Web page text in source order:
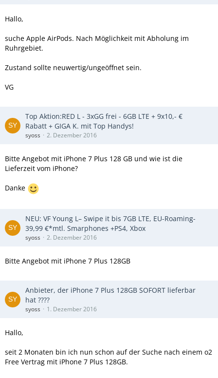
Hallo,
suche Apple AirPods. Nach Möglichkeit mit Abholung im
Ruhrgebiet.
Zustand sollte neuwertig/ungeöffnet sein.
VG
Top Aktion:RED L - 3xGG frei - 6GB LTE + 9x10,- €
Rabatt + GIGA K. mit Top Handys!
syoss 2. Dezember 2016
Bitte Angebot mit iPhone 7 Plus 128 GB und wie ist die
Lieferzeit vom iPhone?
Danke
NEU: VF Young L– Swipe it bis 7GB LTE, EU-Roaming-
39,99 €*mtl. Smarphones +PS4, Xbox
syoss 2. Dezember 2016
Bitte Angebot mit iPhone 7 Plus 128GB
Anbieter, der iPhone 7 Plus 128GB SOFORT lieferbar
hat ????
syoss 1. Dezember 2016
Hallo,
seit 2 Monaten bin ich nun schon auf der Suche nach einem o2
Free Vertrag mit iPhone 7 Plus 128GB.